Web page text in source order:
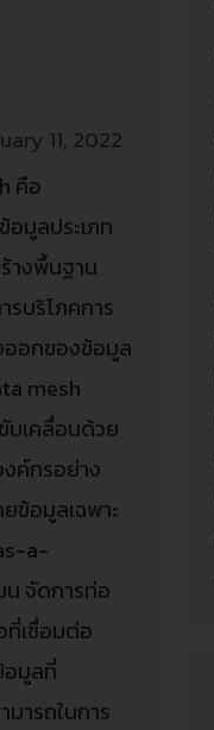
11, 2022
คือ
มูลประเภท
างพื้นฐาน
บริโภคการ
ออกของข้อมูล
mesh
บเคลื่อนด้วย
ค์กรอย่าง
ข้อมูลเฉพาะ
a-
น จัดการท่อ
ที่เชื่อมต่อ
อมูลที่
มารถในการ